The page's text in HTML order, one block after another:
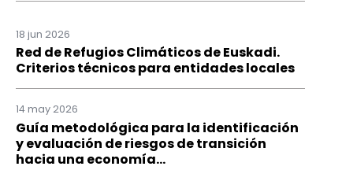
18 jun 2026
Red de Refugios Climáticos de Euskadi.
Criterios técnicos para entidades locales
14 may 2026
Guía metodológica para la identificación
y evaluación de riesgos de transición
hacia una economía...